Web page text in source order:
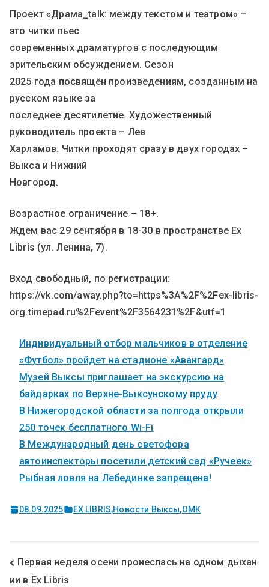
Проект «Драма_talk: между текстом и театром» –
это читки пьес
современных драматургов с последующим
зрительским обсуждением. Сезон
2025 года посвящён произведениям, созданным на
русском языке за
последнее десятилетие. Художественный
руководитель проекта – Лев
Харламов. Читки проходят сразу в двух городах –
Выкса и Нижний
Новгород.
Возрастное ограничение – 18+.
Ждем вас 29 сентября в 18-30 в пространстве Ex
Libris (ул. Ленина, 7).
Вход свободный, по регистрации:
https://vk.com/away.php?to=https%3A%2F%2Fex-libris-
org.timepad.ru%2Fevent%2F3564231%2F&utf=1
Индивидуальный отбор мальчиков в отделение
«Футбол» пройдет на стадионе «Авангард»
Музей Выксы приглашает на экскурсию на
байдарках по Верхне-Выксунскому пруду
В Нижегородской области за полгода открыли
250 точек бесплатного Wi-Fi
В Международный день светофора
автоинспекторы посетили детский сад «Ручеек»
Рыбная ловля на Лебединке запрещена!
08.09.2025 EX LIBRIS,Новости Выксы,ОМК
Первая неделя осени пронеслась на одном дыхан
ии в Ex Libris